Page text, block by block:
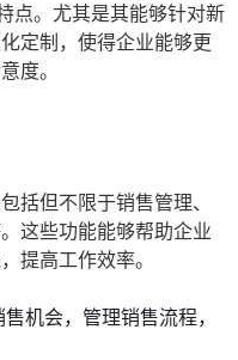
点。尤其是其能够针对新
定制，使得企业能够更
度。
括但不限于销售管理、
这些功能能够帮助企业
提高工作效率。
机会，管理销售流程，